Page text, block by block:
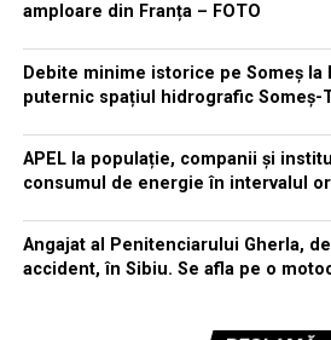
amploare din Franța – FOTO
Debite minime istorice pe Someș la
puternic spațiul hidrografic Someș-
APEL la populație, companii și
consumul de energie în intervalul
Angajat al Penitenciarului Gherla,
accident, în Sibiu. Se afla pe o